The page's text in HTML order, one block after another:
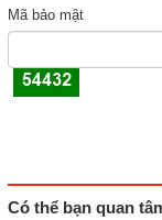
Mã bảo mật
Có thể bạn quan